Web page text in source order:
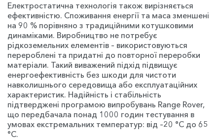
Електростатична технологія також вирізняється
ефективністю. Споживання енергії та маса зменшені
на 90 % порівняно з традиційними котушковими
динаміками. Виробництво не потребує
рідкоземельних елементів – використовуються
перероблені та придатні до повторної переробки
матеріали. Такий виважений підхід підвищує
енергоефективність без шкоди для чистоти
навколишнього середовища або експлуатаційних
характеристик. Надійність і стабільність
підтверджені програмою випробувань Range Rover,
що передбачала понад 1000 годин тестування в
умовах екстремальних температур: від –20 °C до 65
°C.